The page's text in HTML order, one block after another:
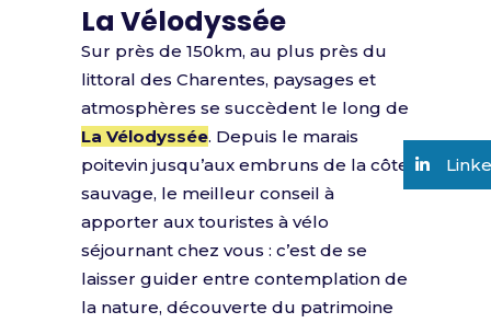
La Vélodyssée
Sur près de 150km, au plus près du
littoral des Charentes, paysages et
atmosphères se succèdent le long de
La Vélodyssée. Depuis le marais
poitevin jusqu’aux embruns de la côte
sauvage, le meilleur conseil à
apporter aux touristes à vélo
séjournant chez vous : c’est de se
laisser guider entre contemplation de
la nature, découverte du patrimoine